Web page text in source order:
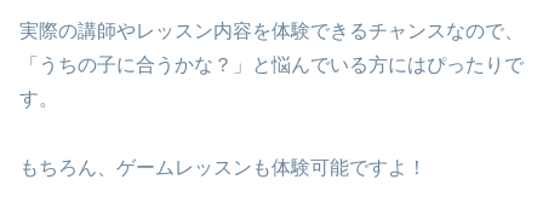
実際の講師やレッスン内容を体験できるチャンスなので、
「うちの子に合うかな？」と悩んでいる方にはぴったりで
す。
もちろん、ゲームレッスンも体験可能ですよ！